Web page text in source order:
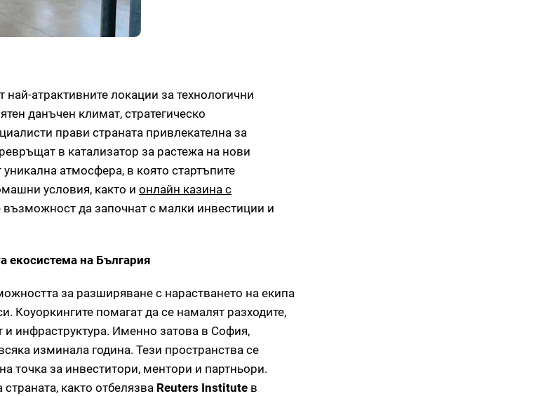
атрактивните локации за технологични
данъчен климат, стратегическо
прави страната привлекателна за
в катализатор за растежа на нови
атмосфера, в която стартъпите
условия, както и онлайн казина с
възможност да започнат с малки инвестиции и
екосистема на България
за разширяване с нарастването на екипа
Коуоркингите помагат да се намалят разходите,
инфраструктура. Именно затова в София,
изминала година. Тези пространства се
точка за инвеститори, ментори и партньори.
както отбелязва Reuters Institute в